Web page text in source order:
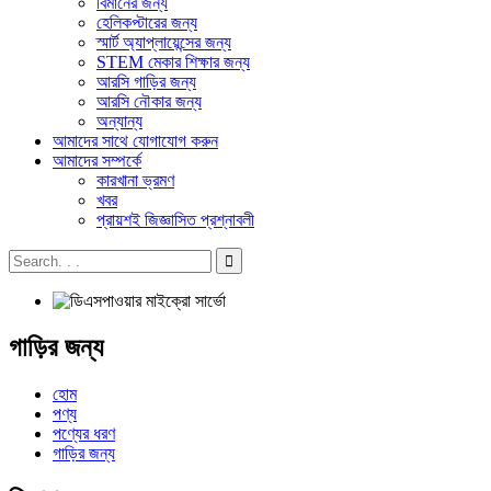
হেলিকপ্টারের জন্য
স্মার্ট অ্যাপ্লায়েন্সের জন্য
STEM মেকার শিক্ষার জন্য
আরসি গাড়ির জন্য
আরসি নৌকার জন্য
অন্যান্য
আমাদের সাথে যোগাযোগ করুন
আমাদের সম্পর্কে
কারখানা ভ্রমণ
খবর
প্রায়শই জিজ্ঞাসিত প্রশ্নাবলী
গাড়ির জন্য
হোম
পণ্য
পণ্যের ধরণ
গাড়ির জন্য